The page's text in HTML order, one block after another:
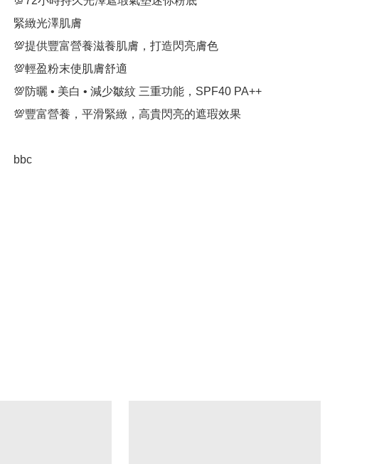
緊緻光澤肌膚
💯提供豐富營養滋養肌膚，打造閃亮膚色
💯輕盈粉末使肌膚舒適
💯防曬 • 美白 • 減少皺紋 三重功能，SPF40 PA++
💯豐富營養，平滑緊緻，高貴閃亮的遮瑕效果
bbc